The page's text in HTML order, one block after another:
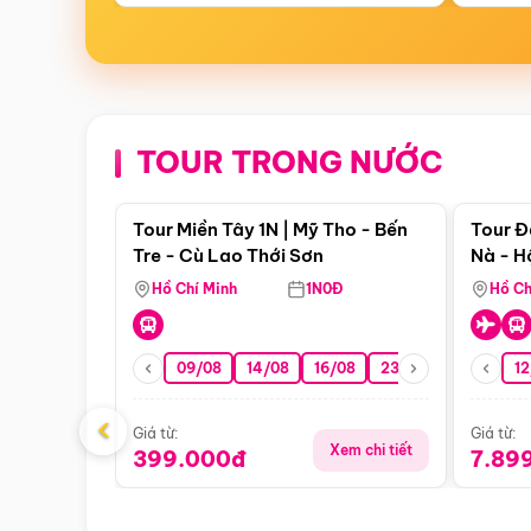
TOUR TRONG NƯỚC
Điểm nổi bật
Tour Miền Tây 1N | Mỹ Tho - Bến
Tre - Cù Lao Thới Sơn
Hồ Chí Minh 1N0Đ
09/08 14/08 16/08 23/08 30/08
Giá từ:
399.000đ Xem chi tiết
Tour
Nà -
Nha
Hồ
Giá từ:
‹